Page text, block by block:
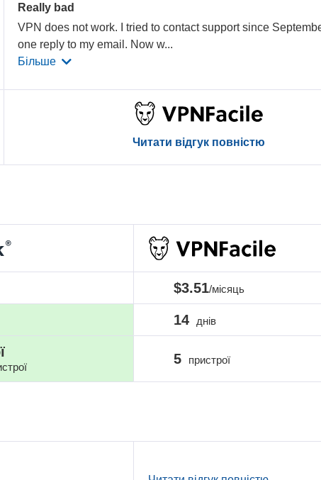
Really bad
VPN does not work. I tried to contact support since
one reply to my email. Now w...
Більше
Читати відгук повністю
$3.51/місяць
14 днів
5 пристрої